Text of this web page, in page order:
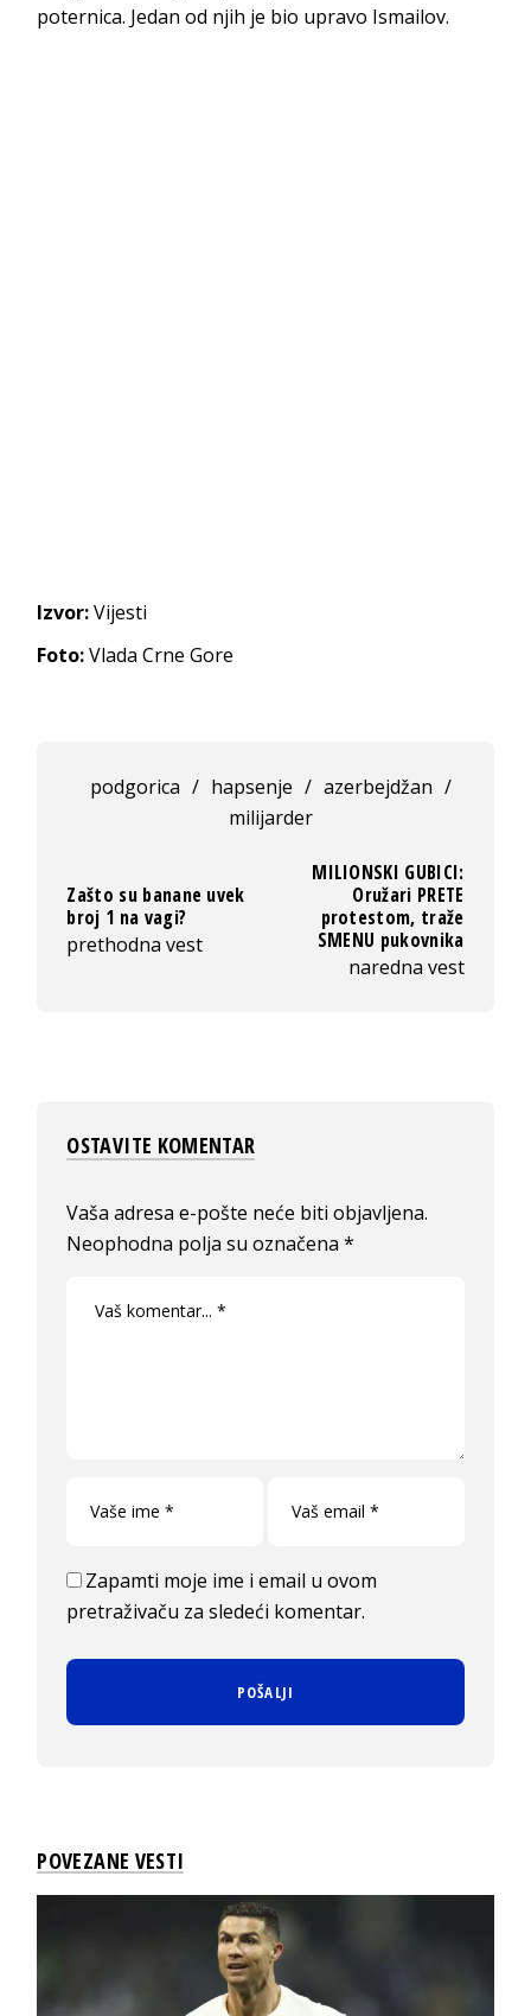
poternica. Jedan od njih je bio upravo Ismailov.
Izvor:Vijesti
Foto:Vlada Crne Gore
podgorica / hapsenje / azerbejdžan /
milijarder
Zašto su banane uvek
broj 1 na vagi?
prethodna vest
MILIONSKI GUBICI:
Oružari PRETE
protestom, traže
SMENU pukovnika
naredna vest
OSTAVITE KOMENTAR
Vaša adresa e-pošte neće biti objavljena.
Neophodna polja su označena*
Zapamti moje ime i email u ovom
pretraživaču za sledeći komentar.
POVEZANE VESTI